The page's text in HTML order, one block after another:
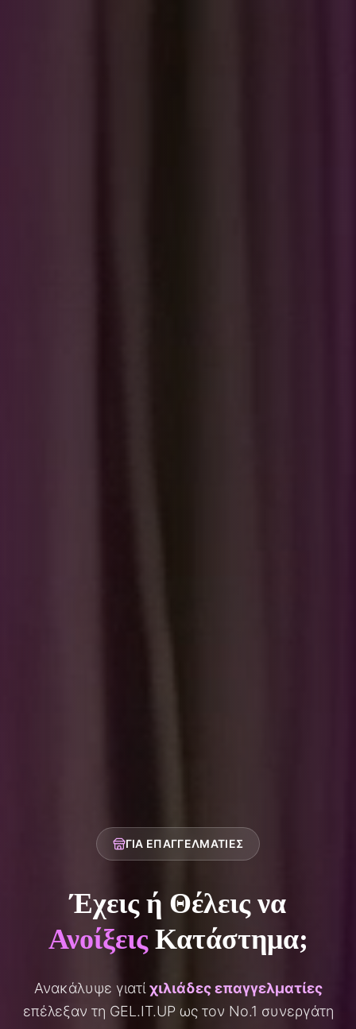
ΓΙΑ ΕΠΑΓΓΕΛΜΑΤΊΕΣ
Έχεις ή Θέλεις να
ΑνοίξειςΚατάστημα;
Ανακάλυψε γιατί χιλιάδες επαγγελματίες
επέλεξαν τη GEL.IT.UP ως τον No.1 συνεργάτη